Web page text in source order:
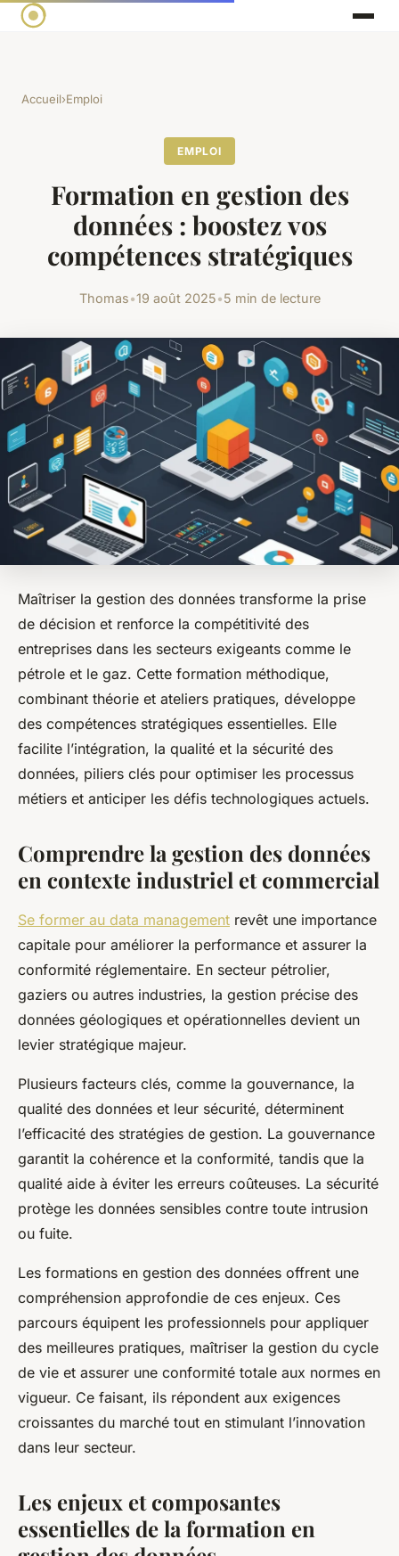
Accueil›Emploi
EMPLOI
Formation en gestion des
données : boostez vos
compétences stratégiques
Thomas•19 août 2025•5 min de lecture
Maîtriser la gestion des données transforme la prise
de décision et renforce la compétitivité des
entreprises dans les secteurs exigeants comme le
pétrole et le gaz. Cette formation méthodique,
combinant théorie et ateliers pratiques, développe
des compétences stratégiques essentielles. Elle
facilite l’intégration, la qualité et la sécurité des
données, piliers clés pour optimiser les processus
métiers et anticiper les défis technologiques actuels.
Comprendre la gestion des données
en contexte industriel et commercial
Se former au data management revêt une importance
capitale pour améliorer la performance et assurer la
conformité réglementaire. En secteur pétrolier,
gaziers ou autres industries, la gestion précise des
données géologiques et opérationnelles devient un
levier stratégique majeur.
Plusieurs facteurs clés, comme la gouvernance, la
qualité des données et leur sécurité, déterminent
l’efficacité des stratégies de gestion. La gouvernance
garantit la cohérence et la conformité, tandis que la
qualité aide à éviter les erreurs coûteuses. La sécurité
protège les données sensibles contre toute intrusion
ou fuite.
Les formations en gestion des données offrent une
compréhension approfondie de ces enjeux. Ces
parcours équipent les professionnels pour appliquer
des meilleures pratiques, maîtriser la gestion du cycle
de vie et assurer une conformité totale aux normes en
vigueur. Ce faisant, ils répondent aux exigences
croissantes du marché tout en stimulant l’innovation
dans leur secteur.
Les enjeux et composantes
essentielles de la formation en